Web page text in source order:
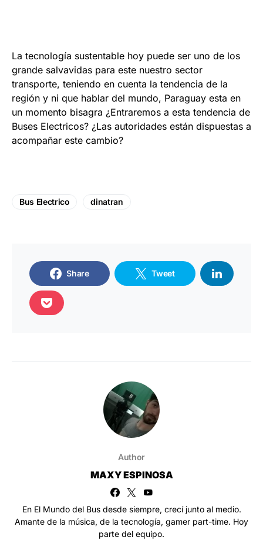
La tecnología sustentable hoy puede ser uno de los
grande salvavidas para este nuestro sector
transporte, teniendo en cuenta la tendencia de la
región y ni que hablar del mundo, Paraguay esta en
un momento bisagra ¿Entraremos a esta tendencia de
Buses Electricos? ¿Las autoridades están dispuestas a
acompañar este cambio?
Bus Electrico dinatran
Share Tweet
Author
MAXY ESPINOSA
En El Mundo del Bus desde siempre, crecí junto al medio.
Amante de la música, de la tecnología, gamer part-time. Hoy
parte del equipo.